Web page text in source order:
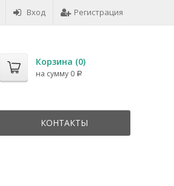
Вход Регистрация
Корзина (0)
на сумму 0 Р
КОНТАКТЫ